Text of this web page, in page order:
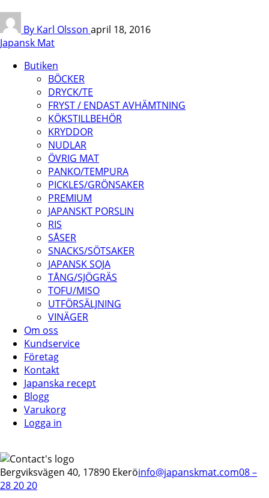
By Karl Olsson april 18, 2016
Japansk Mat
Butiken
BÖCKER
DRYCK/TE
FRYST / ENDAST AVHÄMTNING
KÖKSTILLBEHÖR
KRYDDOR
NUDLAR
ÖVRIG MAT
PANKO/TEMPURA
PICKLES/GRÖNSAKER
PREMIUM
JAPANSKT PORSLIN
RIS
SÅSER
SNACKS/SÖTSAKER
JAPANSK SOJA
TÅNG/SJÖGRÄS
TOFU/MISO
UTFÖRSÄLJNING
VINÄGER
Om oss
Kundservice
Företag
Kontakt
Japanska recept
Blogg
Varukorg
Logga in
Bergviksvägen 40, 17890 Ekeröinfo@japanskmat.com08 –
28 20 20